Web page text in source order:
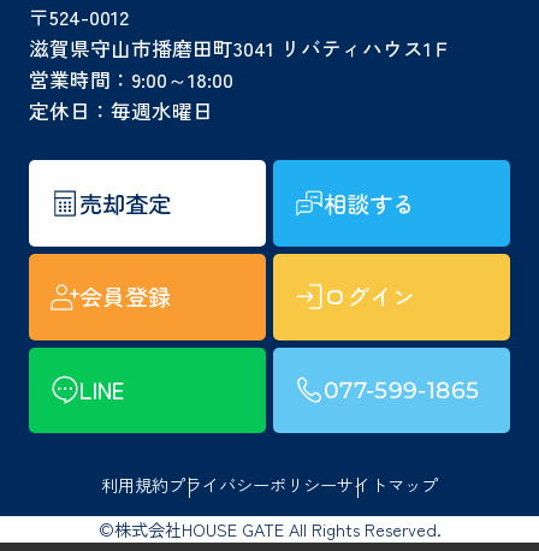
〒524-0012
滋賀県守山市播磨田町3041 リバティハウス1Ｆ
営業時間：9:00～18:00
定休日：毎週水曜日
売却査定 相談する
会員登録 ログイン
LINE 077-599-1865
利用規約プライバシーポリシーサイトマップ
©株式会社HOUSE GATE All Rights Reserved.